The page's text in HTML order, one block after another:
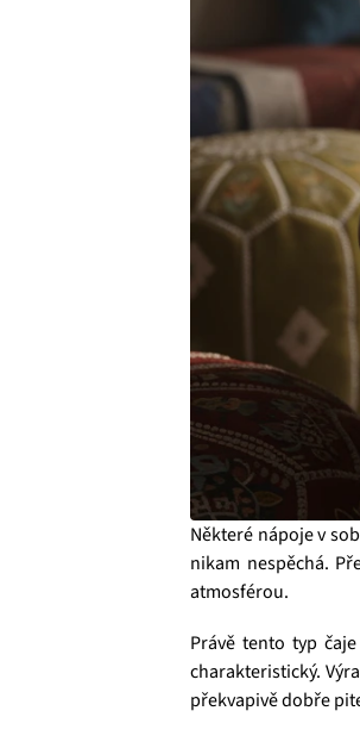
Některé nápoje v
nikam nespěchá.
atmosférou.
Právě tento typ
charakteristický.
překvapivě dobře